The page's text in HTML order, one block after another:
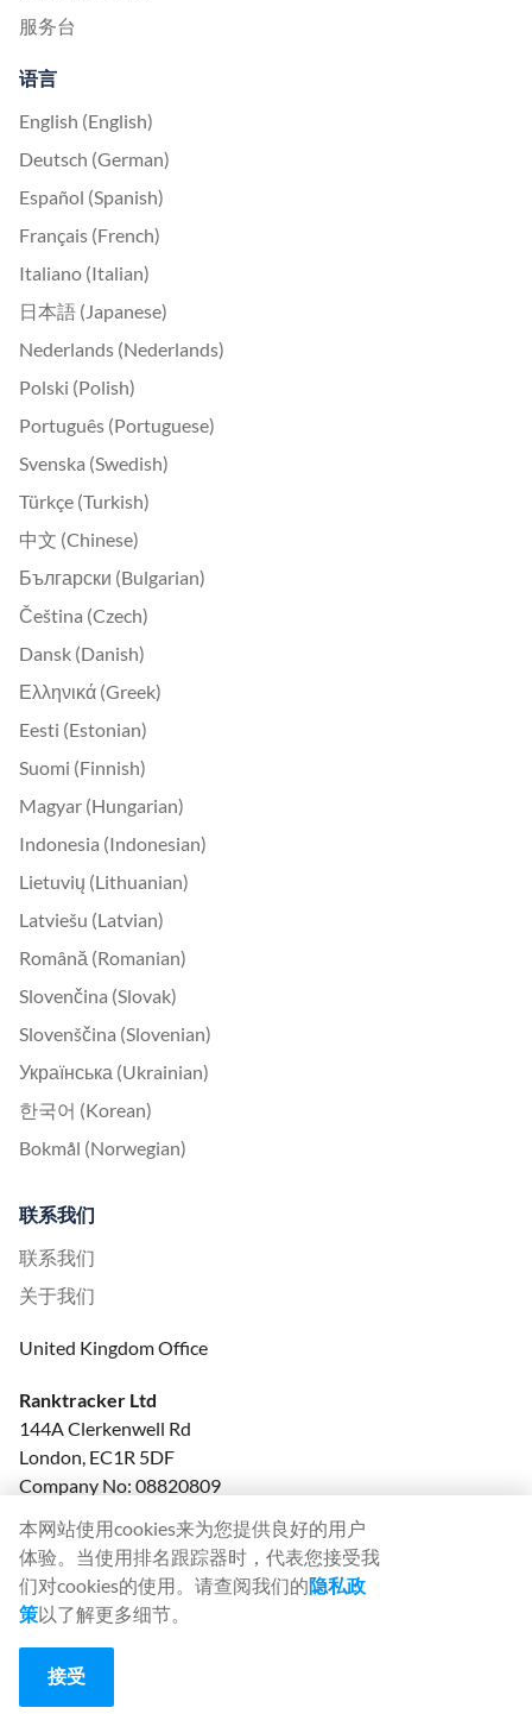
服务台
语言
English (English)
Deutsch (German)
Español (Spanish)
Français (French)
Italiano (Italian)
日本語 (Japanese)
Nederlands (Nederlands)
Polski (Polish)
Português (Portuguese)
Svenska (Swedish)
Türkçe (Turkish)
中文 (Chinese)
Български (Bulgarian)
Čeština (Czech)
Dansk (Danish)
Ελληνικά (Greek)
Eesti (Estonian)
Suomi (Finnish)
Magyar (Hungarian)
Indonesia (Indonesian)
Lietuvių (Lithuanian)
Latviešu (Latvian)
Română (Romanian)
Slovenčina (Slovak)
Slovenščina (Slovenian)
Українська (Ukrainian)
한국어 (Korean)
Bokmål (Norwegian)
联系我们
联系我们
关于我们
United Kingdom Office
Ranktracker Ltd
144A Clerkenwell Rd
London, EC1R 5DF
Company No: 08820809
2015 -2026
本网站使用cookies来为您提供良好的用户
体验。当使用排名跟踪器时，代表您接受我
们对cookies的使用。请查阅我们的隐私政
策以了解更多细节。
接受